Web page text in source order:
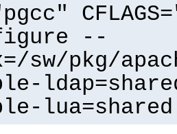
--
sw/pkg/
lua=shared